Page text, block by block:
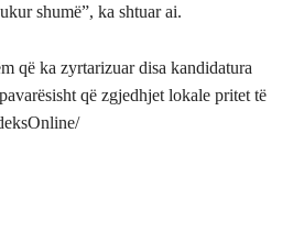
shumë”, ka shtuar ai.
që ka zyrtarizuar disa kandidatura
që zgjedhjet lokale pritet të